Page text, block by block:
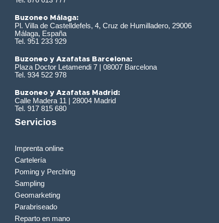
Buzoneo Málaga:
Pl. Villa de Castelldefels, 4, Cruz de Humilladero, 29006
Málaga, España
Tel. 951 233 929
Buzoneo y Azafatas Barcelona:
Plaza Doctor Letamendi 7 | 08007 Barcelona
Tel. 934 522 978
Buzoneo y Azafatas Madrid:
Calle Madera 11 | 28004 Madrid
Tel. 917 815 680
Servicios
Imprenta online
Cartelería
Poming y Perching
Sampling
Geomarketing
Parabriseado
Reparto en mano